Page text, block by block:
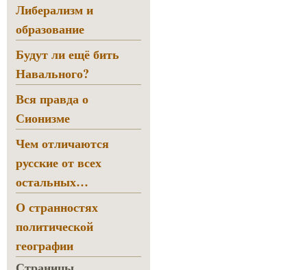
Либерализм и
образование
Будут ли ещё бить
Навального?
Вся правда о
Сионизме
Чем отличаются
русские от всех
остальных…
О странностях
политической
географии